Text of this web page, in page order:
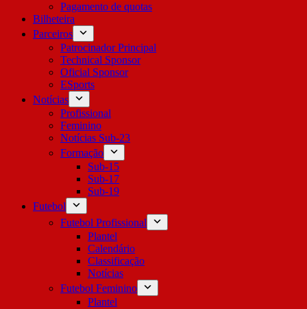
Pagamento de quotas
Bilheteira
Parceiros
Patrocinador Principal
Technical Sponsor
Oficial Sponsor
ESports
Notícias
Profissional
Feminino
Notícias Sub-23
Formação
Sub-15
Sub-17
Sub-19
Futebol
Futebol Profissional
Plantel
Calendário
Classificação
Notícias
Futebol Feminino
Plantel